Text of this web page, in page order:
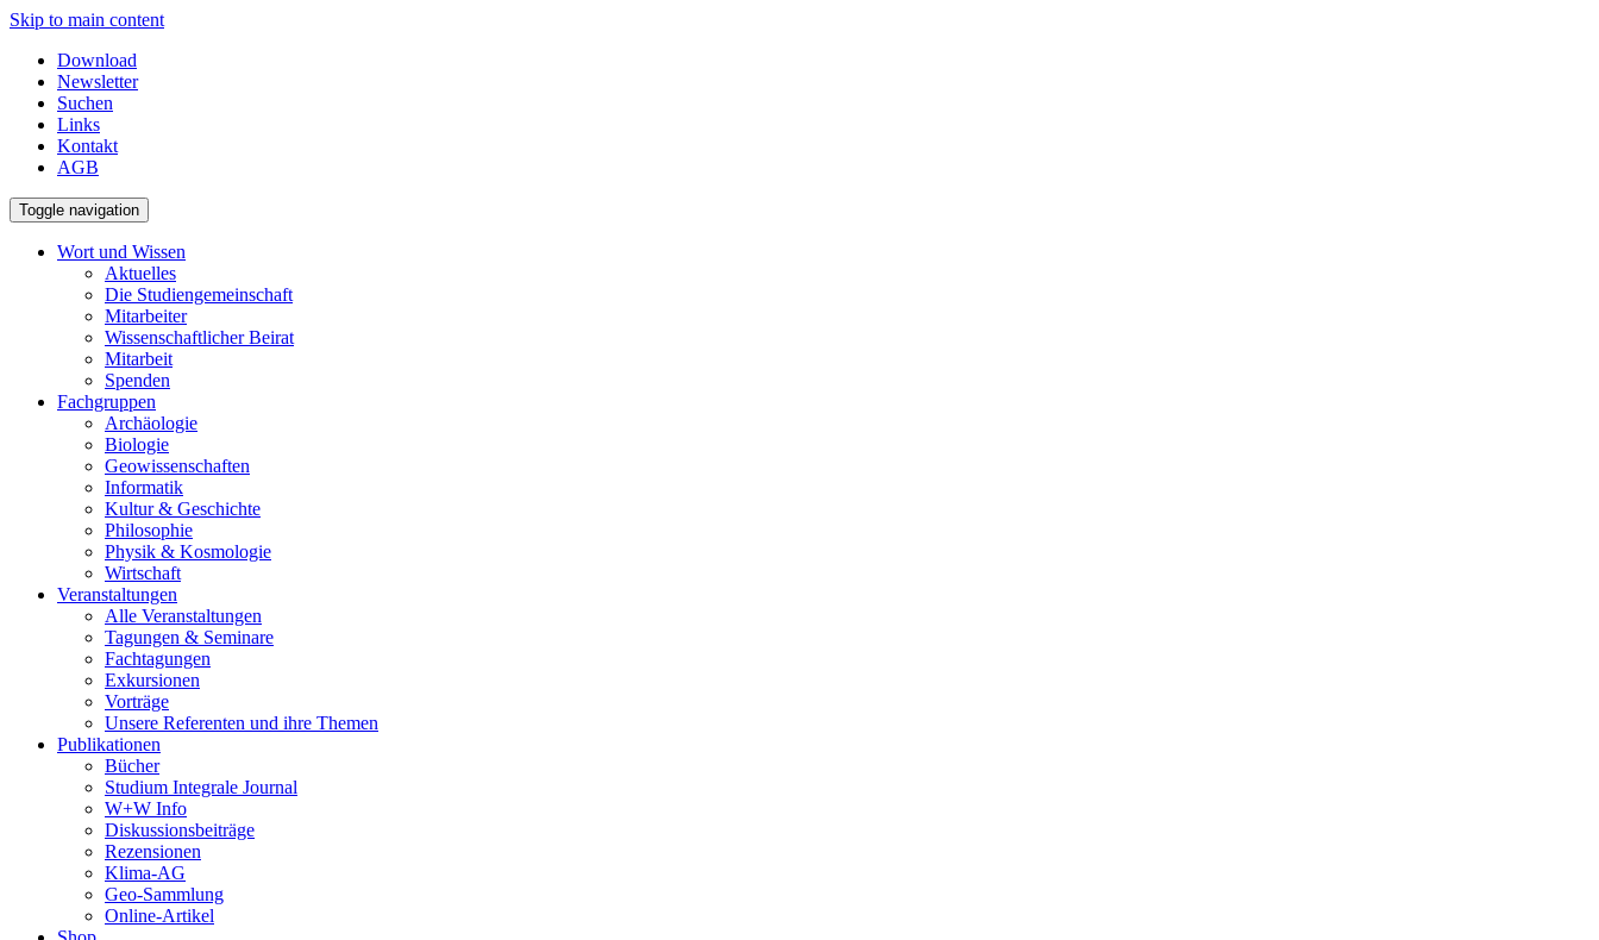
Skip to main content
Download
Newsletter
Suchen
Links
Kontakt
AGB
Toggle navigation
Wort und Wissen
Aktuelles
Die Studiengemeinschaft
Mitarbeiter
Wissenschaftlicher Beirat
Mitarbeit
Spenden
Fachgruppen
Archäologie
Biologie
Geowissenschaften
Informatik
Kultur & Geschichte
Philosophie
Physik & Kosmologie
Wirtschaft
Veranstaltungen
Alle Veranstaltungen
Tagungen & Seminare
Fachtagungen
Exkursionen
Vorträge
Unsere Referenten und ihre Themen
Publikationen
Bücher
Studium Integrale Journal
W+W Info
Diskussionsbeiträge
Rezensionen
Klima-AG
Geo-Sammlung
Online-Artikel